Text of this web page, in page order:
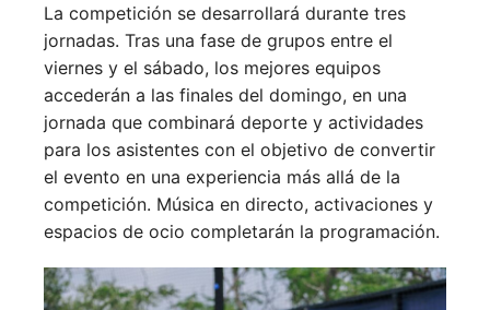
La competición se desarrollará durante tres
jornadas. Tras una fase de grupos entre el
viernes y el sábado, los mejores equipos
accederán a las finales del domingo, en una
jornada que combinará deporte y actividades
para los asistentes con el objetivo de convertir
el evento en una experiencia más allá de la
competición. Música en directo, activaciones y
espacios de ocio completarán la programación.